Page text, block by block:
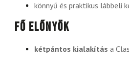
könnyű és praktikus lábbeli
Fő előnyök
kétpántos kialakítás a